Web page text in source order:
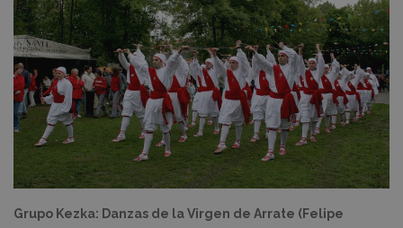
Grupo Kezka: Danzas de la Virgen de Arrate (Felipe